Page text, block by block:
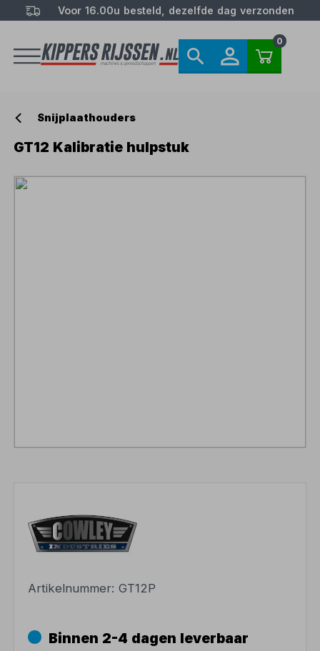
Voor 16.00u besteld, dezelfde dag verzonden
0
Snijplaathouders
GT12 Kalibratie hulpstuk
Artikelnummer:GT12P
Binnen 2-4 dagen leverbaar